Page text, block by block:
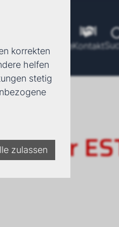
KarriereKontakt
korrekten
helfen
stetig
zulassen